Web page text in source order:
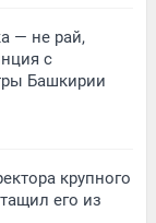
— не рай,
с
Башкирии
крупного
его из